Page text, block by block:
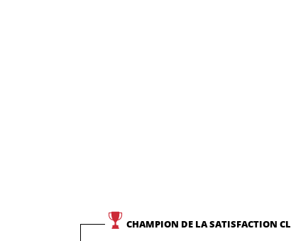
CHAMPION DE LA SATISFACTION